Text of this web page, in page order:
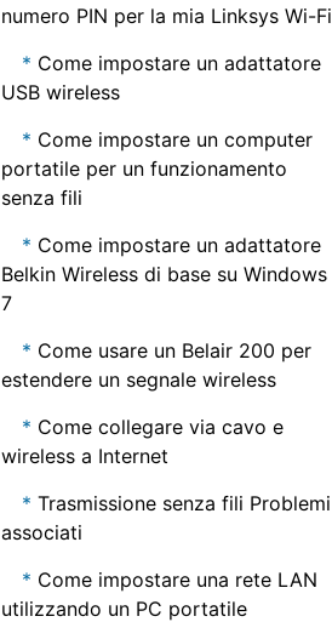
numero PIN per la mia Linksys Wi-Fi
Come impostare un adattatore
USB wireless
Come impostare un computer
portatile per un funzionamento
senza fili
Come impostare un adattatore
Belkin Wireless di base su Windows
7
Come usare un Belair 200 per
estendere un segnale wireless
Come collegare via cavo e
wireless a Internet
Trasmissione senza fili Problemi
associati
Come impostare una rete LAN
utilizzando un PC portatile